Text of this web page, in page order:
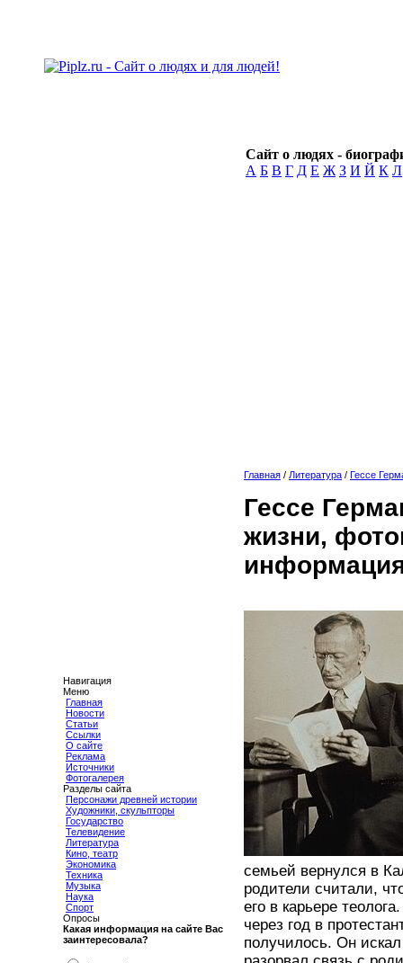
Сайт о людях -
А Б В Г Д Е Ж З И Й К Л
Навигация
Меню
Главная
Новости
Статьи
Ссылки
О сайте
Реклама
Источники
Фотогалерея
Разделы сайта
Персонажи древней истории
Художники, скульпторы
Государство
Телевидение
Литература
Кино, театр
Экономика
Техника
Музыка
Наука
Спорт
Опросы
Какая информация на сайте Вас
заинтересовала?
Главная / Литература / Гессе
Гессе
жизни,
семьей вернулся в
родители считали,
его в карьере
через год в
получилось. Он